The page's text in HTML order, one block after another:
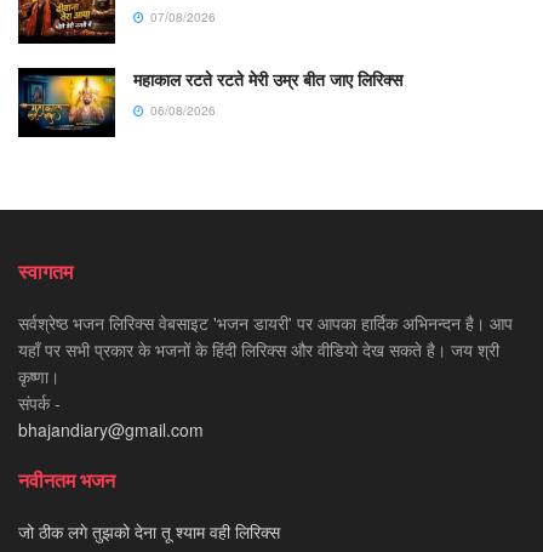
07/08/2026
महाकाल रटते रटते मेरी उम्र बीत जाए लिरिक्स
06/08/2026
स्वागतम
सर्वश्रेष्ठ भजन लिरिक्स वेबसाइट 'भजन डायरी' पर आपका हार्दिक अभिनन्दन है। आप
यहाँ पर सभी प्रकार के भजनों के हिंदी लिरिक्स और वीडियो देख सकते है। जय श्री
कृष्णा।
संपर्क -
bhajandiary@gmail.com
नवीनतम भजन
जो ठीक लगे तुझको देना तू श्याम वही लिरिक्स